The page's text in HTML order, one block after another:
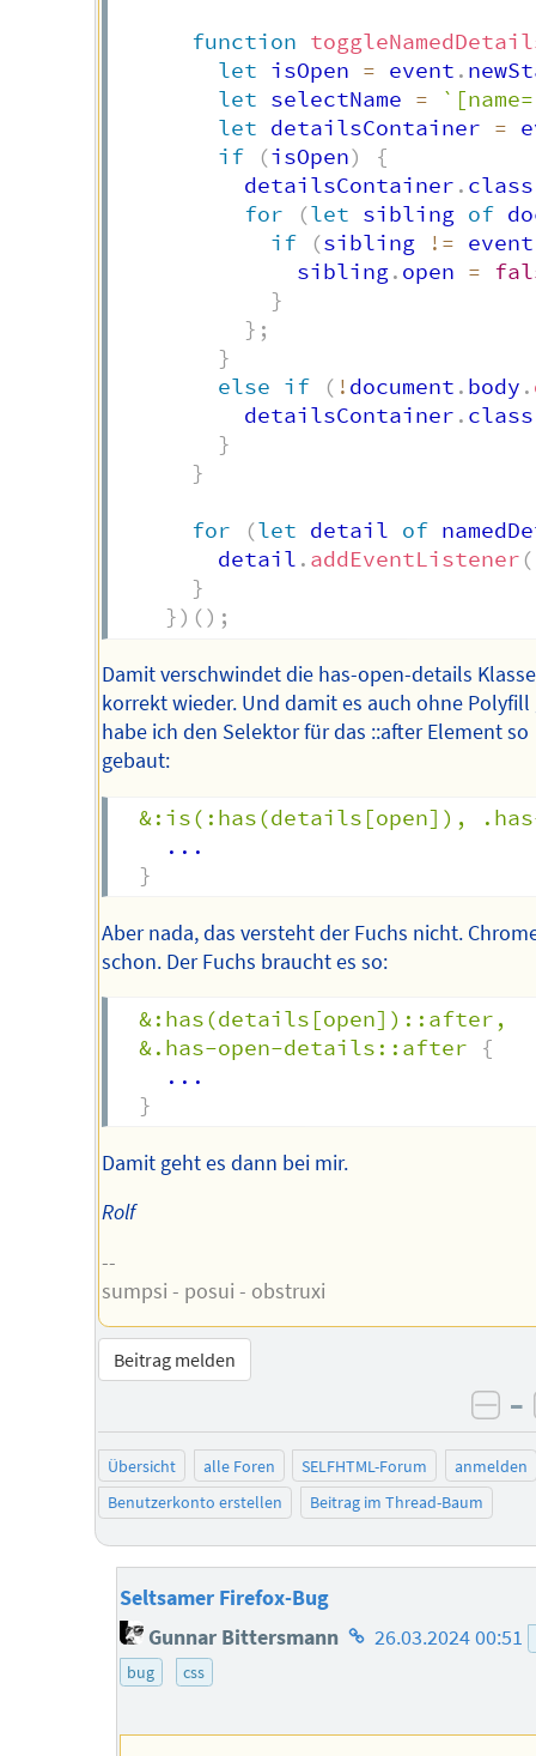
function
let isOpen = event .
let selectName = `
let detailsContainer =
if
(isOpen)
{
          detailsContainer
.
for
(let sibling of
if
(sibling != event
              sibling
. open =
}
} ;
}
else if ( ! document . body .
          detailsContainer
.
}
}
for (let detail of
        detail
. addEventListener (
}
}) () ;
Damit verschwindet die has-open-details Klasse
korrekt wieder. Und damit es auch ohne Polyfill
habe ich den Selektor für das ::after Element so
gebaut:
&:is(:has(details[open]),
    ...
}
Aber nada, das versteht der Fuchs nicht.
schon. Der Fuchs braucht es so:
&:has(details[open])::after,
  &.has-open-details::after
{
    ...
}
Damit geht es dann bei mir.
Rolf
--
sumpsi - posui - obstruxi
Beitrag melden
–
Übersicht alle Foren SELFHTML-Forum
anmelden
Benutzerkonto erstellen
Beitrag im Thread-Baum
Seltsamer Firefox-Bug
Gunnar Bittersmann Homepage
26.03.2024 00:51
bug
css